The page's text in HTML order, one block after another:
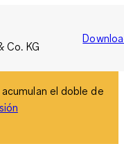
Co. KG
el doble de